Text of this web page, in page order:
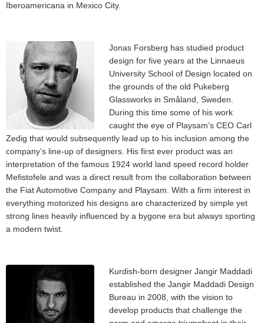
Iberoamericana in Mexico City.
Jonas Forsberg has studied product
design for five years at the Linnaeus
University School of Design located on
the grounds of the old Pukeberg
Glassworks in Småland, Sweden.
During this time some of his work
caught the eye of Playsam’s CEO Carl
Zedig that would subsequently lead up to his inclusion among the
company’s line-up of designers. His first ever product was an
interpretation of the famous 1924 world land speed record holder
Mefistofele and was a direct result from the collaboration between
the Fiat Automotive Company and Playsam. With a firm interest in
everything motorized his designs are characterized by simple yet
strong lines heavily influenced by a bygone era but always sporting
a modern twist.
Kurdish-born designer Jangir Maddadi
established the Jangir Maddadi Design
Bureau in 2008, with the vision to
develop products that challenge the